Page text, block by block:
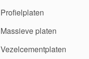
Profielplaten
Massieve platen
Vezelcementplaten